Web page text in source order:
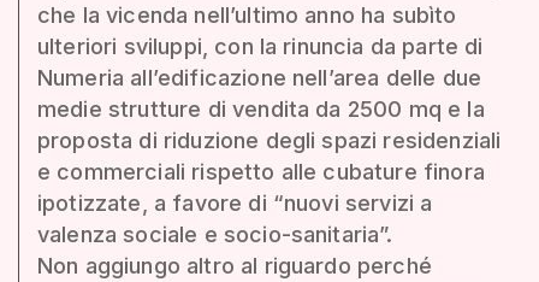
che la vicenda nell’ultimo anno ha subìto
ulteriori sviluppi, con la rinuncia da parte di
Numeria all’edificazione nell’area delle due
medie strutture di vendita da 2500 mq e la
proposta di riduzione degli spazi residenziali
e commerciali rispetto alle cubature finora
ipotizzate, a favore di “nuovi servizi a
valenza sociale e socio-sanitaria”.
Non aggiungo altro al riguardo perché